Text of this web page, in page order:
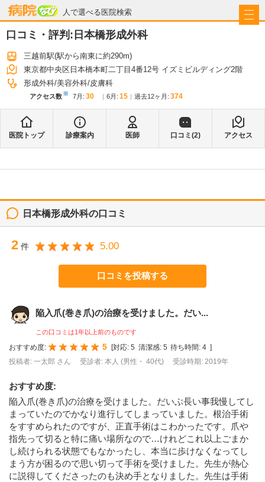
人で選べる医院検索
病院なび
口コミ・評判: 日本橋形成外科
三越前駅(駅から南東に約290m)
東京都中央区日本橋本町二丁目4番12号 イズミビルディング2階
形成外科 美容外科 皮膚科
アクセス数※ 7月 : 30 6月 : 15 過去12ヶ月: 374
医院トップ 診療案内 医師 口コミ(2) アクセス
日本橋形成外科の口コミ
2 件 5.00
口コミを投稿する
陥入爪(巻き爪)の治療を受けました。だい...
この口コミは1年以上前のものです
おすすめ度: 5 [対応: 5 清潔感: 5 待ち時間: 4 ]
投稿者: 一太郎 さん
受診者: 本人 (男性・ 40代) 受診時期: 2019年
おすすめ度:
陥入爪(巻き爪)の治療を受けました。だいぶ長い事我慢してし
まっていたのでかなり進行してしまっていました。根治手術
をすすめられたのですが、正直手術はこわかったです。爪や
指先って切ると特に痛い場所なので…けれどこれ以上ごまか
し続けられる状態でもなかったし、本当に歩けなくなってし
まう方が困るので思い切って手術を受けました。先生が熱心
に説得してくださったのも決め手となりました。先生は手術